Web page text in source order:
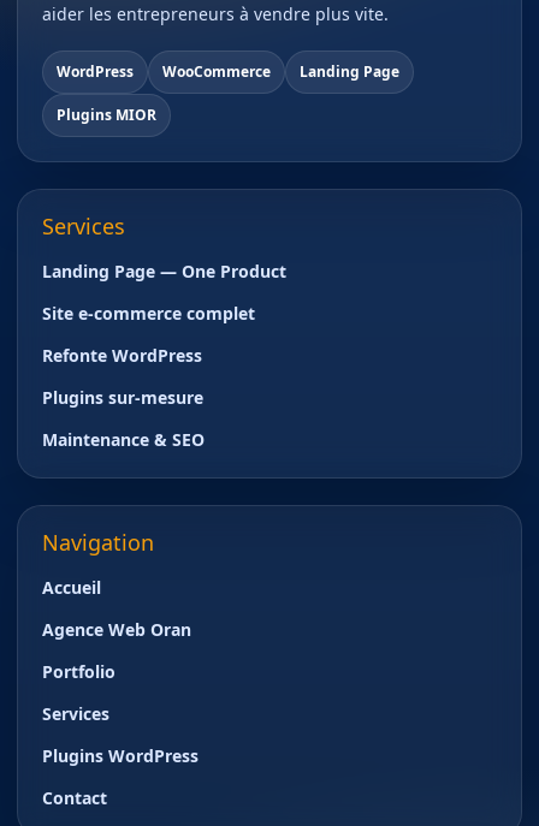
aider les entrepreneurs à vendre plus vite.
WordPress WooCommerce Landing Page
Plugins MIOR
Services
Landing Page — One Product
Site e-commerce complet
Refonte WordPress
Plugins sur-mesure
Maintenance & SEO
Navigation
Accueil
Agence Web Oran
Portfolio
Services
Plugins WordPress
Contact